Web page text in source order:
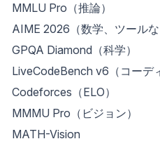
MMLU Pro（推論）
AIME 2026（数学、ツールな
GPQA Diamond（科学）
LiveCodeBench v6（コーデ
Codeforces（ELO）
MMMU Pro（ビジョン）
MATH-Vision